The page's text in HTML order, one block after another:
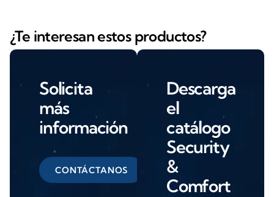
¿Te interesan estos productos?
Solicita
más
información
CONTÁCTANOS
Descarga
el
catálogo
Security
&
Comfort